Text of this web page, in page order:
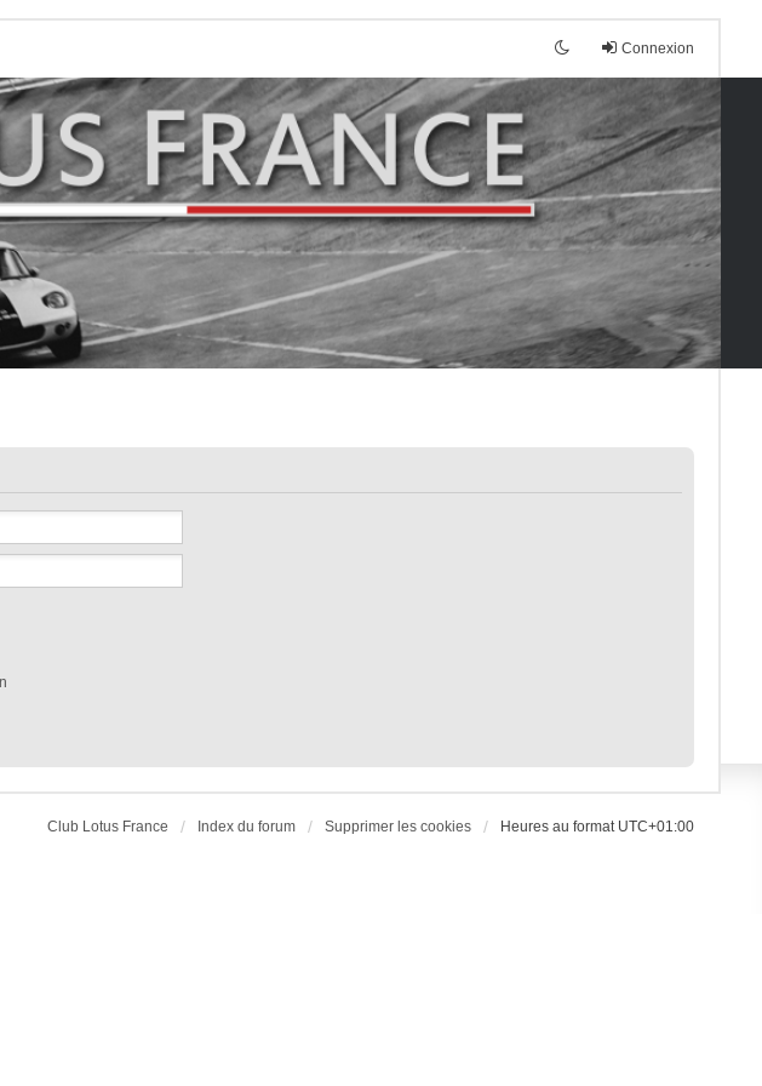
Connexion
Club Lotus France Index du forum Supprimer les cookies Heures au format UTC+01:00